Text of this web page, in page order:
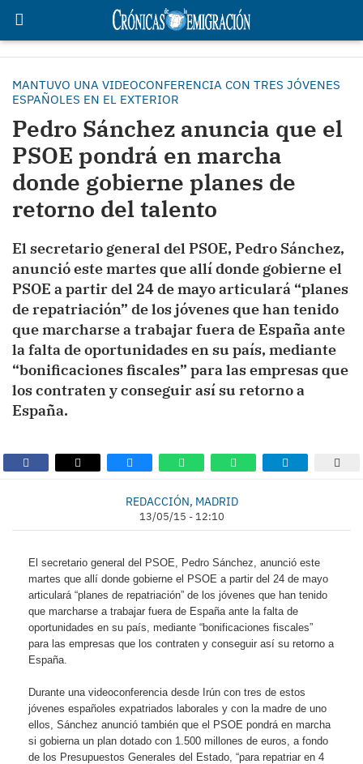
MANTUVO UNA VIDEOCONFERENCIA CON TRES JÓVENES
ESPAÑOLES EN EL EXTERIOR
Pedro Sánchez anuncia que el
PSOE pondrá en marcha
donde gobierne planes de
retorno del talento
El secretario general del PSOE, Pedro Sánchez,
anunció este martes que allí donde gobierne el
PSOE a partir del 24 de mayo articulará “planes
de repatriación” de los jóvenes que han tenido
que marcharse a trabajar fuera de España ante
la falta de oportunidades en su país, mediante
“bonificaciones fiscales” para las empresas que
los contraten y conseguir así su retorno a
España.
REDACCIÓN, MADRID
13/05/15 - 12:10
El secretario general del PSOE, Pedro Sánchez, anunció este
martes que allí donde gobierne el PSOE a partir del 24 de mayo
articulará “planes de repatriación” de los jóvenes que han tenido
que marcharse a trabajar fuera de España ante la falta de
oportunidades en su país, mediante “bonificaciones fiscales”
para las empresas que los contraten y conseguir así su retorno a
España.
Durante una videoconferencia desde Irún con tres de estos
jóvenes españoles expatriados laborales y con la madre de uno
ellos, Sánchez anunció también que el PSOE pondrá en marcha
si gobierna un plan dotado con 1.500 millones de euros, a fondo
de los Presupuestos Generales del Estado, “para repatriar en 4